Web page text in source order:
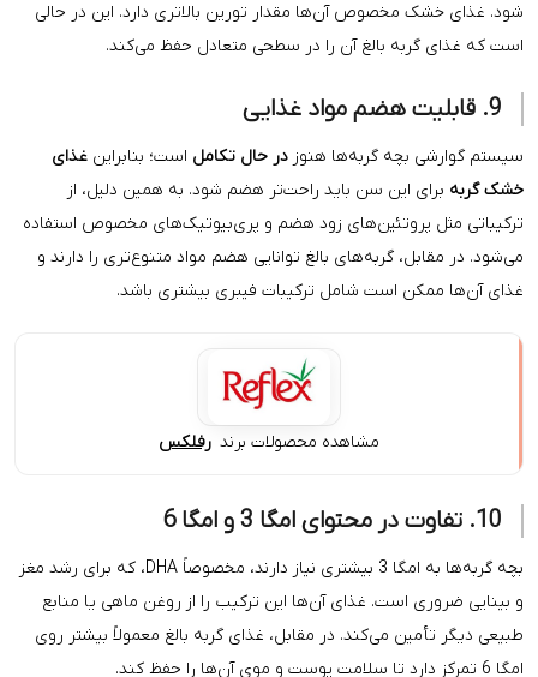
آن‌ها مقدار تورین بالاتری دارد. این در حالی
بالغ آن را در سطحی متعادل حفظ می‌کند.
گربه‌ها هنوز در حال تکاملاست؛ بنابراینغذای
سن باید راحت‌تر هضم شود. به همین دلیل، از
زود هضم و پری‌بیوتیک‌های مخصوص استفاده
گربه‌های بالغ توانایی هضم مواد متنوع‌تری را دارند و
است شامل ترکیبات فیبری بیشتری باشد.
مشاهده محصولات برند رفلکس
بچه گربه‌ها به امگا 3 بیشتری نیاز دارند، مخصوصاً DHA، که برای رشد مغز
غذای آن‌ها این ترکیب را از روغن ماهی یا منابع
می‌کند. در مقابل، غذای گربه بالغ معمولاً بیشتر روی